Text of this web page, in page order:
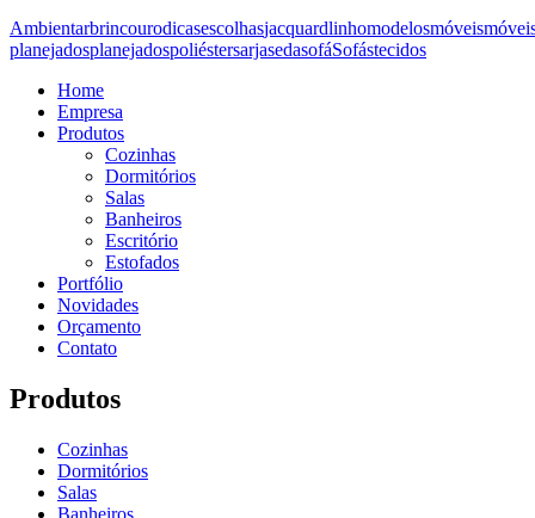
Ambientarbrincourodicasescolhasjacquardlinhomodelosmóveis
planejadosplanejadospoliéstersarjasedasofáSofástecidos
Home
Empresa
Produtos
Cozinhas
Dormitórios
Salas
Banheiros
Escritório
Estofados
Portfólio
Novidades
Orçamento
Contato
Produtos
Cozinhas
Dormitórios
Salas
Banheiros